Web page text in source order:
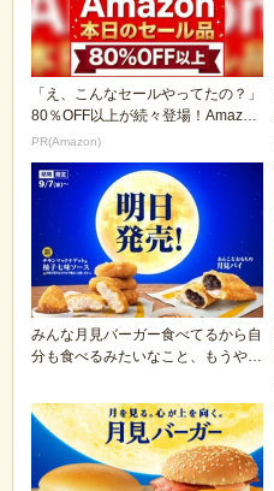
「え、こんなセールやってたの？」
80％OFF以上が続々登場！Amazon
の本気が...
PR(Amazon)
みんな月見バーガー食べてるから自
分も食べるみたいなこと、もうやめ